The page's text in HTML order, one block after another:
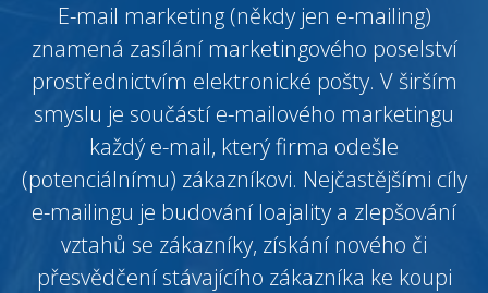
E-mail marketing (někdy jen e-mailing)
znamená zasílání marketingového poselství
prostřednictvím elektronické pošty. V širším
smyslu je součástí e-mailového marketingu
každý e-mail, který firma odešle
(potenciálnímu) zákazníkovi. Nejčastějšími cíly
e-mailingu je budování loajality a zlepšování
vztahů se zákazníky, získání nového či
přesvědčení stávajícího zákazníka ke koupi